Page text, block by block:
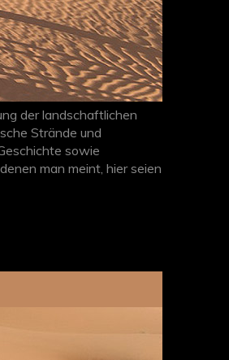
der landschaftlichen
Strände und
sowie
man meint, hier seien